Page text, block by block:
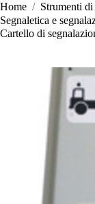
Home / Strumenti
Segnaletica e
Cartello di